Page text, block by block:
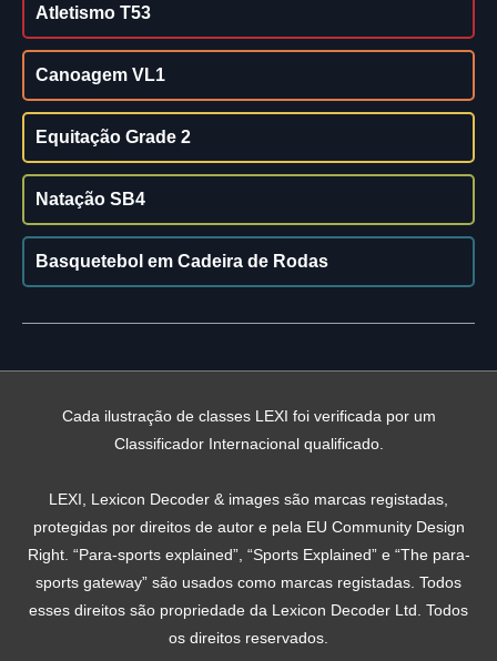
Atletismo T53
Canoagem VL1
Equitação Grade 2
Natação SB4
Basquetebol em Cadeira de Rodas
Cada ilustração de classes LEXI foi verificada por um
Classificador Internacional qualificado.
LEXI, Lexicon Decoder & images são marcas registadas,
protegidas por direitos de autor e pela EU Community Design
Right. “Para-sports explained”, “Sports Explained” e “The para-
sports gateway” são usados ​​como marcas registadas. Todos
esses direitos são propriedade da Lexicon Decoder Ltd. Todos
os direitos reservados.